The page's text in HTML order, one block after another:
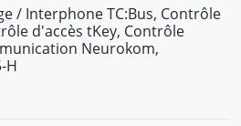
/ Interphone TC:Bus, Contrôle
d'accès tKey, Contrôle
Neurokom,
H